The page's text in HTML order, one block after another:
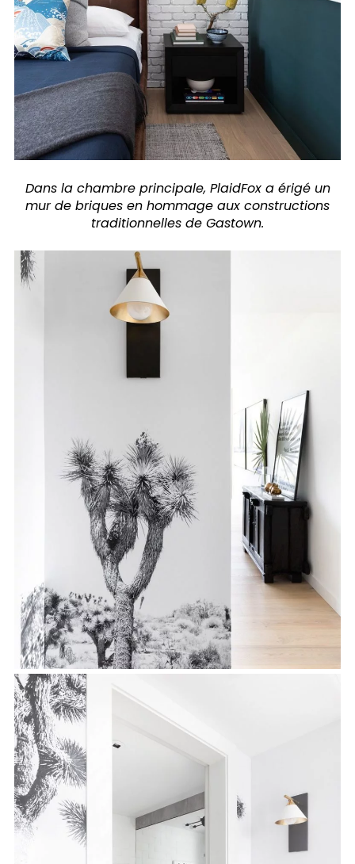
Dans la chambre principale, PlaidFox a érigé un
mur de briques en hommage aux constructions
traditionnelles de Gastown.